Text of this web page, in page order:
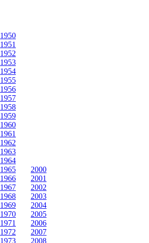
1950
1951
1952
1953
1954
1955
1956
1957
1958
1959
1960
1961
1962
1963
1964
1965
1966
1967
1968
1969
1970
1971
1972
1973
2000
2001
2002
2003
2004
2005
2006
2007
2008